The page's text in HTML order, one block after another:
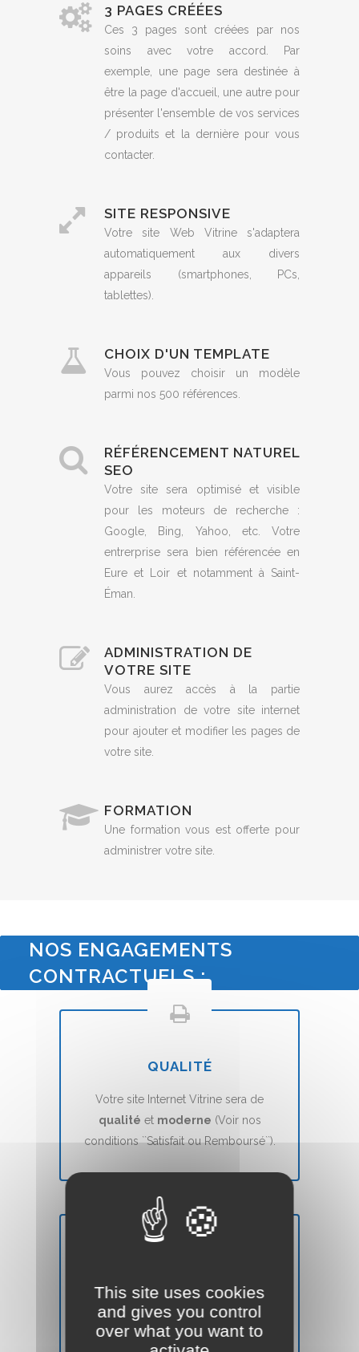
3 PAGES CRÉÉES
Ces 3 pages sont créées par nos
soins avec votre accord. Par
exemple, une page sera destinée à
être la page d'accueil, une autre pour
présenter l'ensemble de vos services
/ produits et la dernière pour vous
contacter.
SITE RESPONSIVE
Votre site Web Vitrine s'adaptera
automatiquement aux divers
appareils (smartphones, PCs,
tablettes).
CHOIX D'UN TEMPLATE
Vous pouvez choisir un modèle
parmi nos 500 références.
RÉFÉRENCEMENT NATUREL
SEO
Votre site sera optimisé et visible
pour les moteurs de recherche :
Google, Bing, Yahoo, etc. Votre
entrerprise sera bien référencée en
Eure et Loir et notamment à Saint-
Éman.
ADMINISTRATION DE
VOTRE SITE
Vous aurez accès à la partie
administration de votre site internet
pour ajouter et modifier les pages de
votre site.
FORMATION
Une formation vous est offerte pour
administrer votre site.
NOS ENGAGEMENTS
CONTRACTUELS :
QUALITÉ
Votre site Internet Vitrine sera de
qualité et moderne (Voir nos
conditions ``Satisfait ou Remboursé``).
Votre site Web Vitrine sera mis en ligne
en7 jours(voir nos CGVs).
This site uses cookies
and gives you control
over what you want to